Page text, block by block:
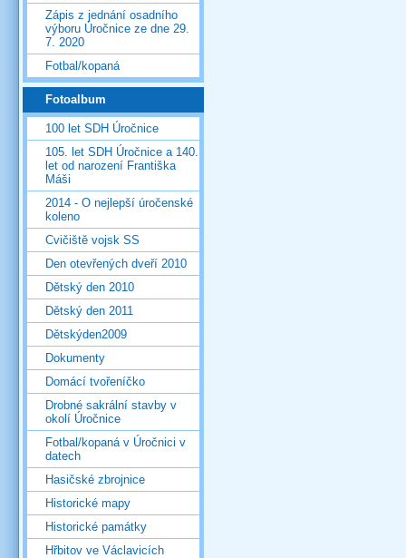
Zápis z jednání osadního
výboru Úročnice ze dne 29.
7. 2020
Fotbal/kopaná
Fotoalbum
100 let SDH Úročnice
105. let SDH Úročnice a 140.
let od narození Františka
Máši
2014 - O nejlepší úročenské
koleno
Cvičiště vojsk SS
Den otevřených dveří 2010
Dětský den 2010
Dětský den 2011
Dětskýden2009
Dokumenty
Domácí tvořeníčko
Drobné sakrální stavby v
okolí Úročnice
Fotbal/kopaná v Úročnici v
datech
Hasičské zbrojnice
Historické mapy
Historické památky
Hřbitov ve Václavicích